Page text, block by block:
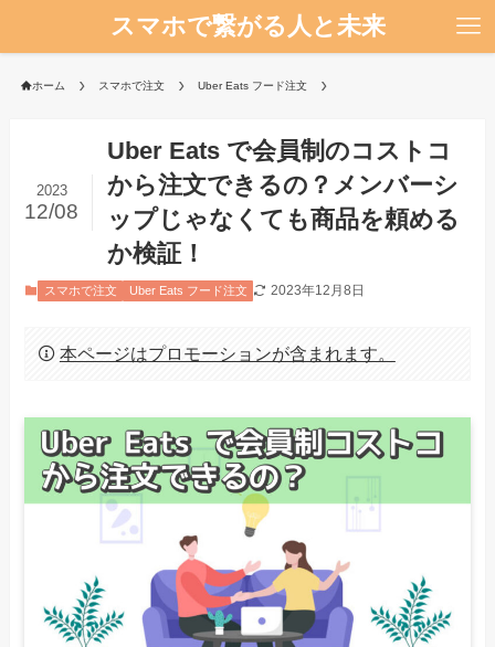
スマホで繋がる人と未来
ホーム スマホで注文 Uber Eats フード注文
Uber Eats で会員制のコストコ
から注文できるの？メンバーシ
ップじゃなくても商品を頼める
か検証！
2023
12/08
スマホで注文 Uber Eats フード注文 2023年12月8日
本ページはプロモーションが含まれます。